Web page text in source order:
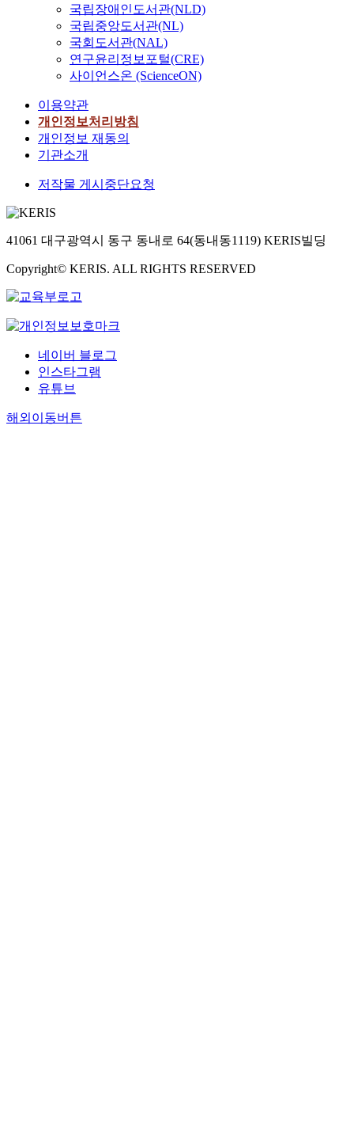
국립장애인도서관(NLD)
국립중앙도서관(NL)
국회도서관(NAL)
연구윤리정보포털(CRE)
사이언스온 (ScienceON)
이용약관
개인정보처리방침
개인정보 재동의
기관소개
저작물 게시중단요청
41061 대구광역시 동구 동내로 64(동내동1119) KERIS빌딩
Copyright© KERIS. ALL RIGHTS RESERVED
네이버 블로그
인스타그램
유튜브
해외이동버튼